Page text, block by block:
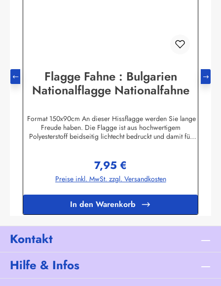
Flagge Fahne : Bulgarien
Nationalflagge Nationalfahne
Format 150x90cm An dieser Hissflagge werden Sie lange
Freude haben. Die Flagge ist aus hochwertigem
Polyesterstoff beidseitig lichtecht bedruckt und damit für
zur Befestigung am Flaggenmast eingearbeitet. Die Flagge
hält deshalb auch mittlere Windgeschwindigkeiten aus. Ab
ca. 80 km/h sollte die Fahne jedoch eingeholt werden.Die
Temperatur gebügelt werden. Wir führen eine große
Auswahl an Länder- und Sonderflaggen, XXL-Flaggen,
Bootsflaggen und
TischflaggenHerstellerinformationen:Fahnen-Shop - Axel
BachKirchbergstr. 238444 Wolfsburgshop@fahnen.info
Regulärer Preis:
7,95 €
Preise inkl. MwSt. zzgl. Versandkosten
In den Warenkorb
Kontakt
Hilfe & Infos